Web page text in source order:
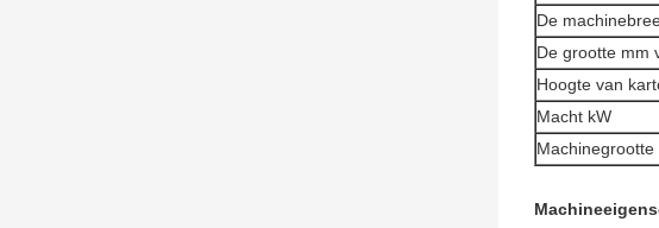
De
De grootte mm
Hoogte van
Macht kW
Machinegrootte